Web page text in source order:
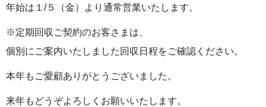
年始は１/５（金）より通常営業いたします。
※定期回収ご契約のお客さまは、
個別にご案内いたしました回収日程をご確認ください。
本年もご愛顧ありがとうございました。
来年もどうぞよろしくお願いいたします。